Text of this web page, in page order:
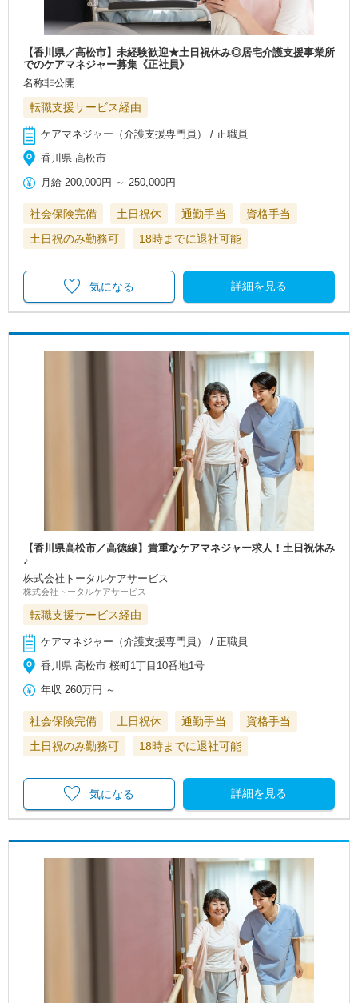
【香川県／高松市】未経験歓迎★土日祝休み◎居宅介護支援事業所
でのケアマネジャー募集《正社員》
名称非公開
転職支援サービス経由
ケアマネジャー（介護支援専門員） / 正職員
香川県 高松市
月給 200,000円 ～250,000円
社会保険完備 土日祝休 通勤手当
資格手当
土日祝のみ勤務可
18時までに退社可能
詳細を見る
気になる
【香川県高松市／高徳線】貴重なケアマネジャー求人！土日祝休み
♪
株式会社トータルケアサービス
株式会社トータルケアサービス
転職支援サービス経由
ケアマネジャー（介護支援専門員） / 正職員
香川県 高松市 桜町1丁目10番地1号
年収 260万円 ～
社会保険完備 土日祝休 通勤手当
資格手当
土日祝のみ勤務可
18時までに退社可能
詳細を見る
気になる